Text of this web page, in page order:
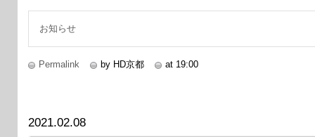
お知らせ
Permalink by HD京都 at 19:00
2021.02.08